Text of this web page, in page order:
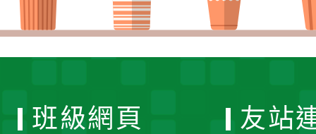
班級網頁 友站